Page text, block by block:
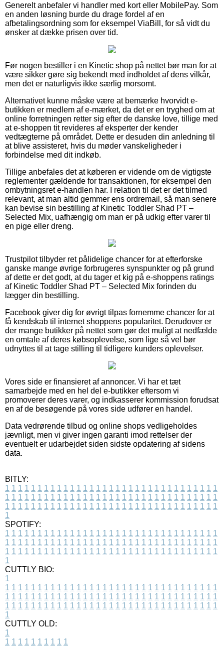
Generelt anbefaler vi handler med kort eller MobilePay. Som
en anden løsning burde du drage fordel af en
afbetalingsordning som for eksempel ViaBill, for så vidt du
ønsker at dække prisen over tid.
Før nogen bestiller i en Kinetic shop på nettet bør man for at
være sikker gøre sig bekendt med indholdet af dens vilkår,
men det er naturligvis ikke særlig morsomt.
Alternativet kunne måske være at bemærke hvorvidt e-
butikken er medlem af e-mærket, da det er en tryghed om at
online forretningen retter sig efter de danske love, tillige med
at e-shoppen tit revideres af eksperter der kender
vedtægterne på området. Dette er desuden din anledning til
at blive assisteret, hvis du møder vanskeligheder i
forbindelse med dit indkøb.
Tillige anbefales det at køberen er vidende om de vigtigste
reglementer gældende for transaktionen, for eksempel den
ombytningsret e-handlen har. I relation til det er det tilmed
relevant, at man altid gemmer ens ordremail, så man senere
kan bevise sin bestilling af Kinetic Toddler Shad PT –
Selected Mix, uafhængig om man er på udkig efter varer til
en pige eller dreng.
Trustpilot tilbyder ret pålidelige chancer for at efterforske
ganske mange øvrige forbrugeres synspunkter og på grund
af dette er det godt, at du tager et kig på e-shoppens ratings
af Kinetic Toddler Shad PT – Selected Mix forinden du
lægger din bestilling.
Facebook giver dig for øvrigt tilpas fornemme chancer for at
få kendskab til internet shoppens popularitet. Derudover er
der mange butikker på nettet som gør det muligt at nedfælde
en omtale af deres købsoplevelse, som lige så vel bør
udnyttes til at tage stilling til tidligere kunders oplevelser.
Vores side er finansieret af annoncer. Vi har et tæt
samarbejde med en hel del e-butikker eftersom vi
promoverer deres varer, og indkasserer kommission forudsat
en af de besøgende på vores side udfører en handel.
Data vedrørende tilbud og online shops vedligeholdes
jævnligt, men vi giver ingen garanti imod rettelser der
eventuelt er udarbejdet siden sidste opdatering af sidens
data.
BITLY:
1 1 1 1 1 1 1 1 1 1 1 1 1 1 1 1 1 1 1 1 1 1 1 1 1 1 1 1 1 1 1 1 1
1 1 1 1 1 1 1 1 1 1 1 1 1 1 1 1 1 1 1 1 1 1 1 1 1 1 1 1 1 1 1 1 1
1 1 1 1 1 1 1 1 1 1 1 1 1 1 1 1 1 1 1 1 1 1 1 1 1 1 1 1 1 1 1 1 1
1
SPOTIFY:
1 1 1 1 1 1 1 1 1 1 1 1 1 1 1 1 1 1 1 1 1 1 1 1 1 1 1 1 1 1 1 1 1
1 1 1 1 1 1 1 1 1 1 1 1 1 1 1 1 1 1 1 1 1 1 1 1 1 1 1 1 1 1 1 1 1
1 1 1 1 1 1 1 1 1 1 1 1 1 1 1 1 1 1 1 1 1 1 1 1 1 1 1 1 1 1 1 1 1
1
CUTTLY BIO:
1
1 1 1 1 1 1 1 1 1 1 1 1 1 1 1 1 1 1 1 1 1 1 1 1 1 1 1 1 1 1 1 1 1
1 1 1 1 1 1 1 1 1 1 1 1 1 1 1 1 1 1 1 1 1 1 1 1 1 1 1 1 1 1 1 1 1
1 1 1 1 1 1 1 1 1 1 1 1 1 1 1 1 1 1 1 1 1 1 1 1 1 1 1 1 1 1 1 1 1
1
CUTTLY OLD:
1
1 1 1 1 1 1 1 1 1 1